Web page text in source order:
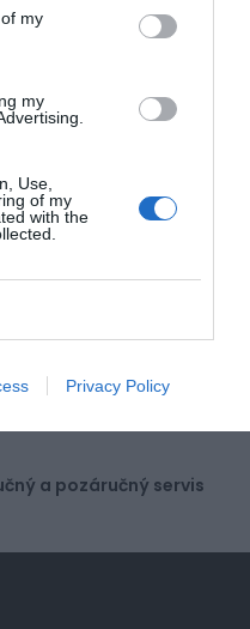
my
my
Use,
of my
with the
Privacy Policy
sa musíte
a pozáručný servis